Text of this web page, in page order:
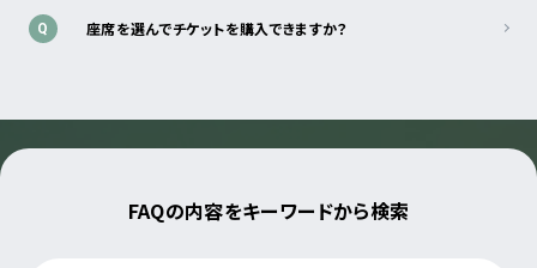
Q 座席を選んでチケットを購入できますか？
FAQの内容をキーワードから検索